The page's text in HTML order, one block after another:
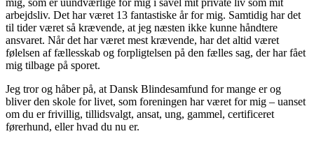
mig, som er uundværlige for mig i såvel mit private liv som mit
arbejdsliv. Det har været 13 fantastiske år for mig. Samtidig har det
til tider været så krævende, at jeg næsten ikke kunne håndtere
ansvaret. Når det har været mest krævende, har det altid været
følelsen af fællesskab og forpligtelsen på den fælles sag, der har fået
mig tilbage på sporet.
Jeg tror og håber på, at Dansk Blindesamfund for mange er og
bliver den skole for livet, som foreningen har været for mig – uanset
om du er frivillig, tillidsvalgt, ansat, ung, gammel, certificeret
førerhund, eller hvad du nu er.